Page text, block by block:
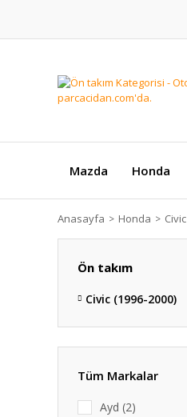
Mazda Honda
Anasayfa Honda Civic
Ön takım
Civic (1996-2000)
Tüm Markalar
Ayd (2)